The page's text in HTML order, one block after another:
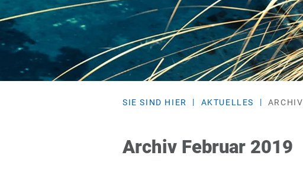
SIE SIND HIER AKTUELLES ARCHIV
Archiv Februar 2019